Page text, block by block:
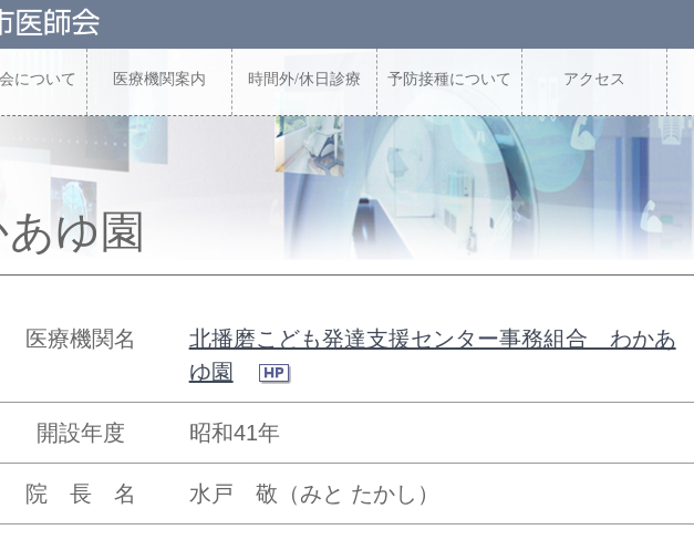
について 医療機関案内 時間外/休日診療 予防接種について アクセス
ゆ園
医療機関名
北播磨こども発達支援センター事務組合 わかあ
ゆ園
開設年度 昭和41年
院 長 名 水戸 敬（みと たかし）